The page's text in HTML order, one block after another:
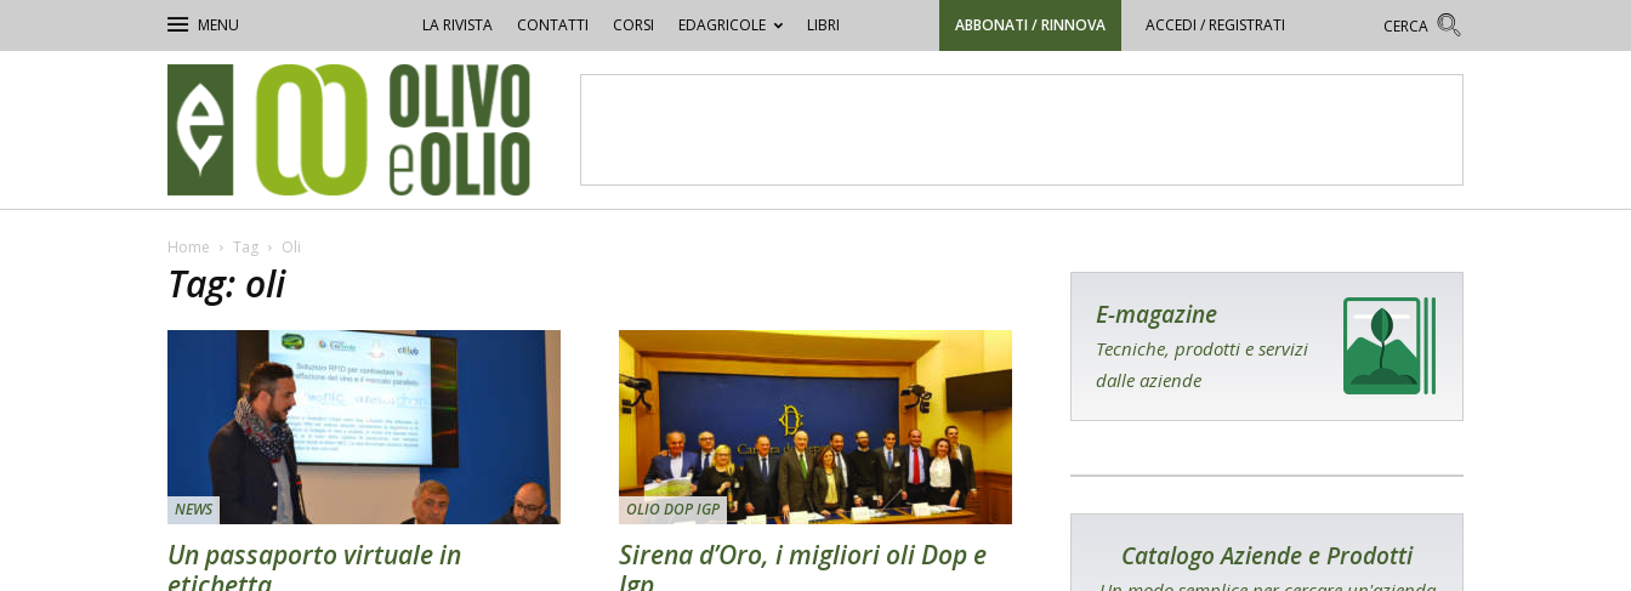
LA RIVISTA CONTATTI CORSI EDAGRICOLE LIBRI ABBONATI / RINNOVA ACCEDI / REGISTRATI
e
Olio
Home Tag Oli
Tag: oli
NEWS
Un passaporto virtuale in
OLIO DOP IGP
Sirena d’Oro, i migliori oli Dop e
E-magazine
Tecniche, prodotti e servizi
dalle aziende
Catalogo Aziende e Prodotti